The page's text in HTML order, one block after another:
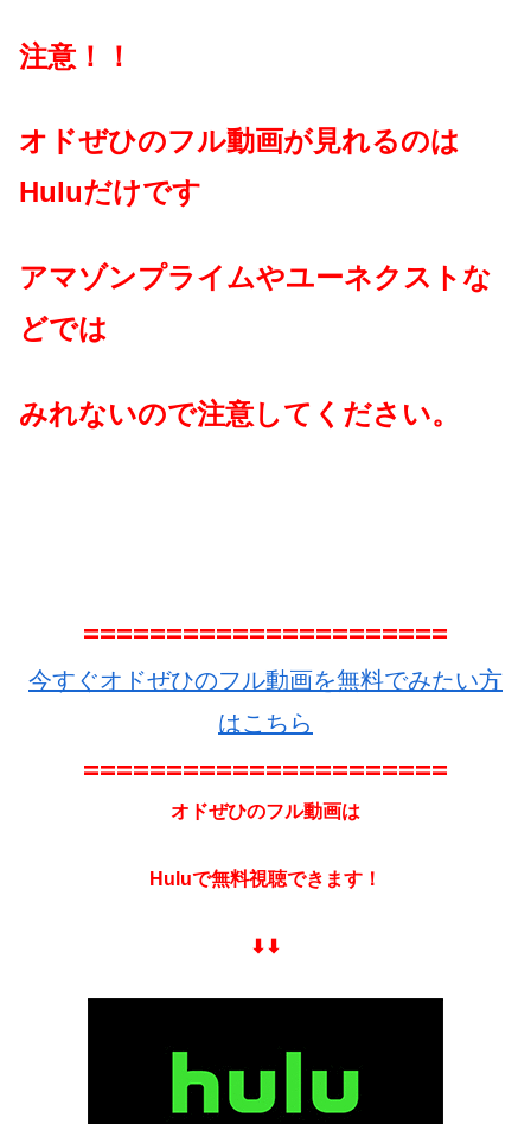
注意！！
オドぜひのフル動画が見れるのは
Huluだけです
アマゾンプライムやユーネクストな
どでは
みれないので注意してください。
======================
今すぐオドぜひのフル動画を無料でみたい方
はこちら
======================
オドぜひのフル動画は
Huluで無料視聴できます！
⬇︎⬇︎